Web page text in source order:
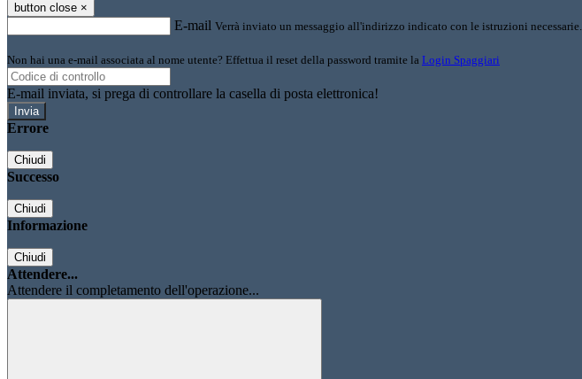
button close ×
E-mail Verrà inviato un messaggio all'indirizzo indicato con le istruzioni necessarie.
Non hai una e-mail associata al nome utente? Effettua il reset della password tramite la Login Spaggiari
E-mail inviata, si prega di controllare la casella di posta elettronica!
Errore
Chiudi
Successo
Chiudi
Informazione
Chiudi
Attendere...
Attendere il completamento dell'operazione...